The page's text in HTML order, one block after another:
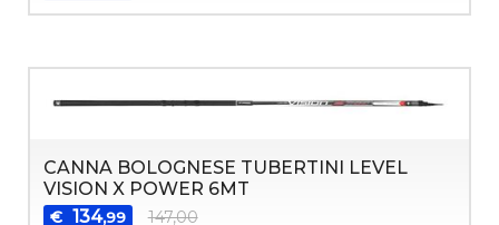
CANNA BOLOGNESE TUBERTINI LEVEL
VISION X POWER 6MT
€ 134,99 147,00